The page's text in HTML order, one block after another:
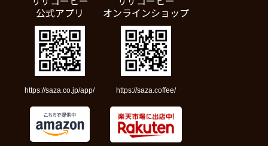
公式アプリ
https://saza.co.jp/app/
オンラインショップ
https://saza.coffee/